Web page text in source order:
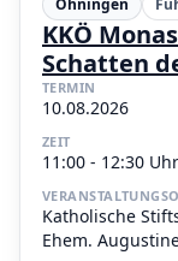
Öhningen
KKÖ
Schatten
TERMIN
10.08.2026
ZEIT
11:00 - 12:30 Uhr
Katholische
Ehem.